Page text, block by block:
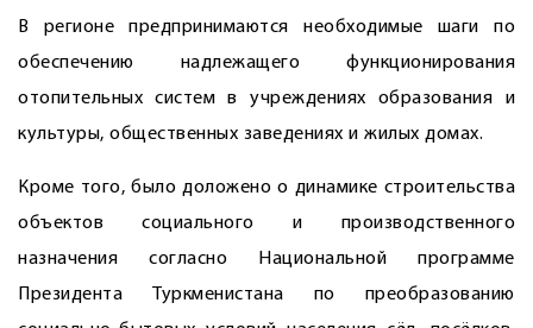
В регионе предпринимаются необходимые шаги по
обеспечению надлежащего функционирования
отопительных систем в учреждениях образования и
культуры, общественных заведениях и жилых домах.
Кроме того, было доложено о динамике строительства
объектов социального и производственного
назначения согласно Национальной программе
Президента Туркменистана по преобразованию